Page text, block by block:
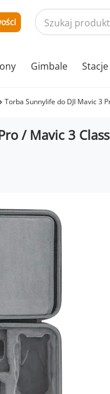
Gimbale
Torba Sunnylife do DJI Mavic 3
/ Mavic 3